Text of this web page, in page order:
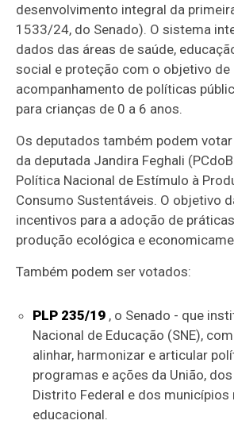
desenvolvimento integral da
1533/24, do Senado). O sistema
dados das áreas de saúde,
social e proteção com o objetivo de
acompanhamento de políticas
para crianças de 0 a 6 anos.
Os deputados também podem
da deputada Jandira Feghali
Política Nacional de Estímulo à
Consumo Sustentáveis. O objetivo
incentivos para a adoção de
produção ecológica e
Também podem ser votados:
PLP 235/19, o Senado - que
Nacional de Educação (SNE),
alinhar, harmonizar e articular
programas e ações da União,
Distrito Federal e dos municípios
educacional.